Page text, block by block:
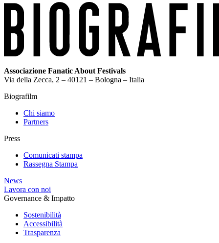
Associazione Fanatic About Festivals
Via della Zecca, 2 – 40121 – Bologna – Italia
Biografilm
Chi siamo
Partners
Press
Comunicati stampa
Rassegna Stampa
News
Lavora con noi
Governance & Impatto
Sostenibilità
Accessibilità
Trasparenza